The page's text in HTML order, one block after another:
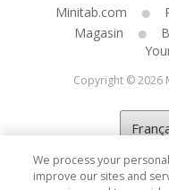
Minitab.com
Magasin
Copyright © 2026
We process your
improve our sites and